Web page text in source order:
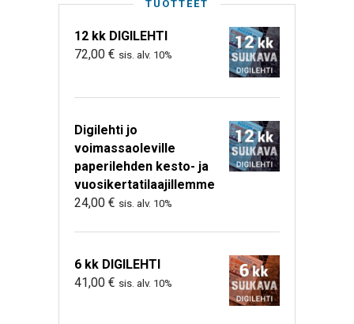
TUOTTEET
12 kk DIGILEHTI
72,00 € sis. alv. 10%
Digilehti jo
voimassaoleville
paperilehden kesto- ja
vuosikertatilaajillemme
24,00 € sis. alv. 10%
6 kk DIGILEHTI
41,00 € sis. alv. 10%